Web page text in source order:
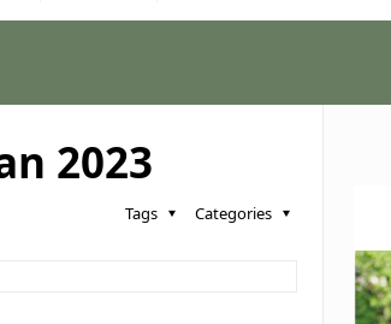
2023
Categories
Tags